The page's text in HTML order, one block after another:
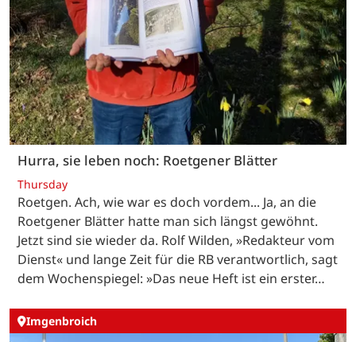
Hurra, sie leben noch: Roetgener Blätter
Thursday
Roetgen. Ach, wie war es doch vordem... Ja, an die
Roetgener Blätter hatte man sich längst gewöhnt.
Jetzt sind sie wieder da. Rolf Wilden, »Redakteur vom
Dienst« und lange Zeit für die RB verantwortlich, sagt
dem Wochenspiegel: »Das neue Heft ist ein erster…
Imgenbroich